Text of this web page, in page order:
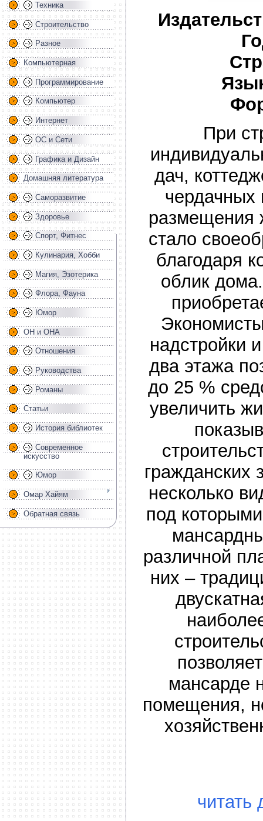
Техника
Строительство
Разное
Компьютерная
Программирование
Компьютер
Интернет
ОС и Сети
Графика и Дизайн
Домашняя литература
Саморазвитие
Здоровье
Спорт, Фитнес
Кулинария, Хобби
Магия, Эзотерика
Флора, Фауна
Юмор
ОН и ОНА
Отношения
Руководства
Романы
Статьи
История библиотек
Современное
искусство
Юмор
Омар Хайям
Обратная связь
При
дач,
чердачных
размещения
стало
благодаря
облик
надстройки
два этажа
до 25 %
увеличить
гражданских
несколько
под
различной
них –
мансарде
помещения,
читать